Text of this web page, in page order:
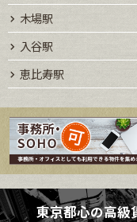
木場駅
入谷駅
恵比寿駅
東京都心の高級